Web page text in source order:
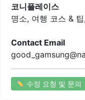
는 고객들에게 긍정
코니플레이스
명소, 여행 코스 &
Contact Email
수정 요청 및 문의